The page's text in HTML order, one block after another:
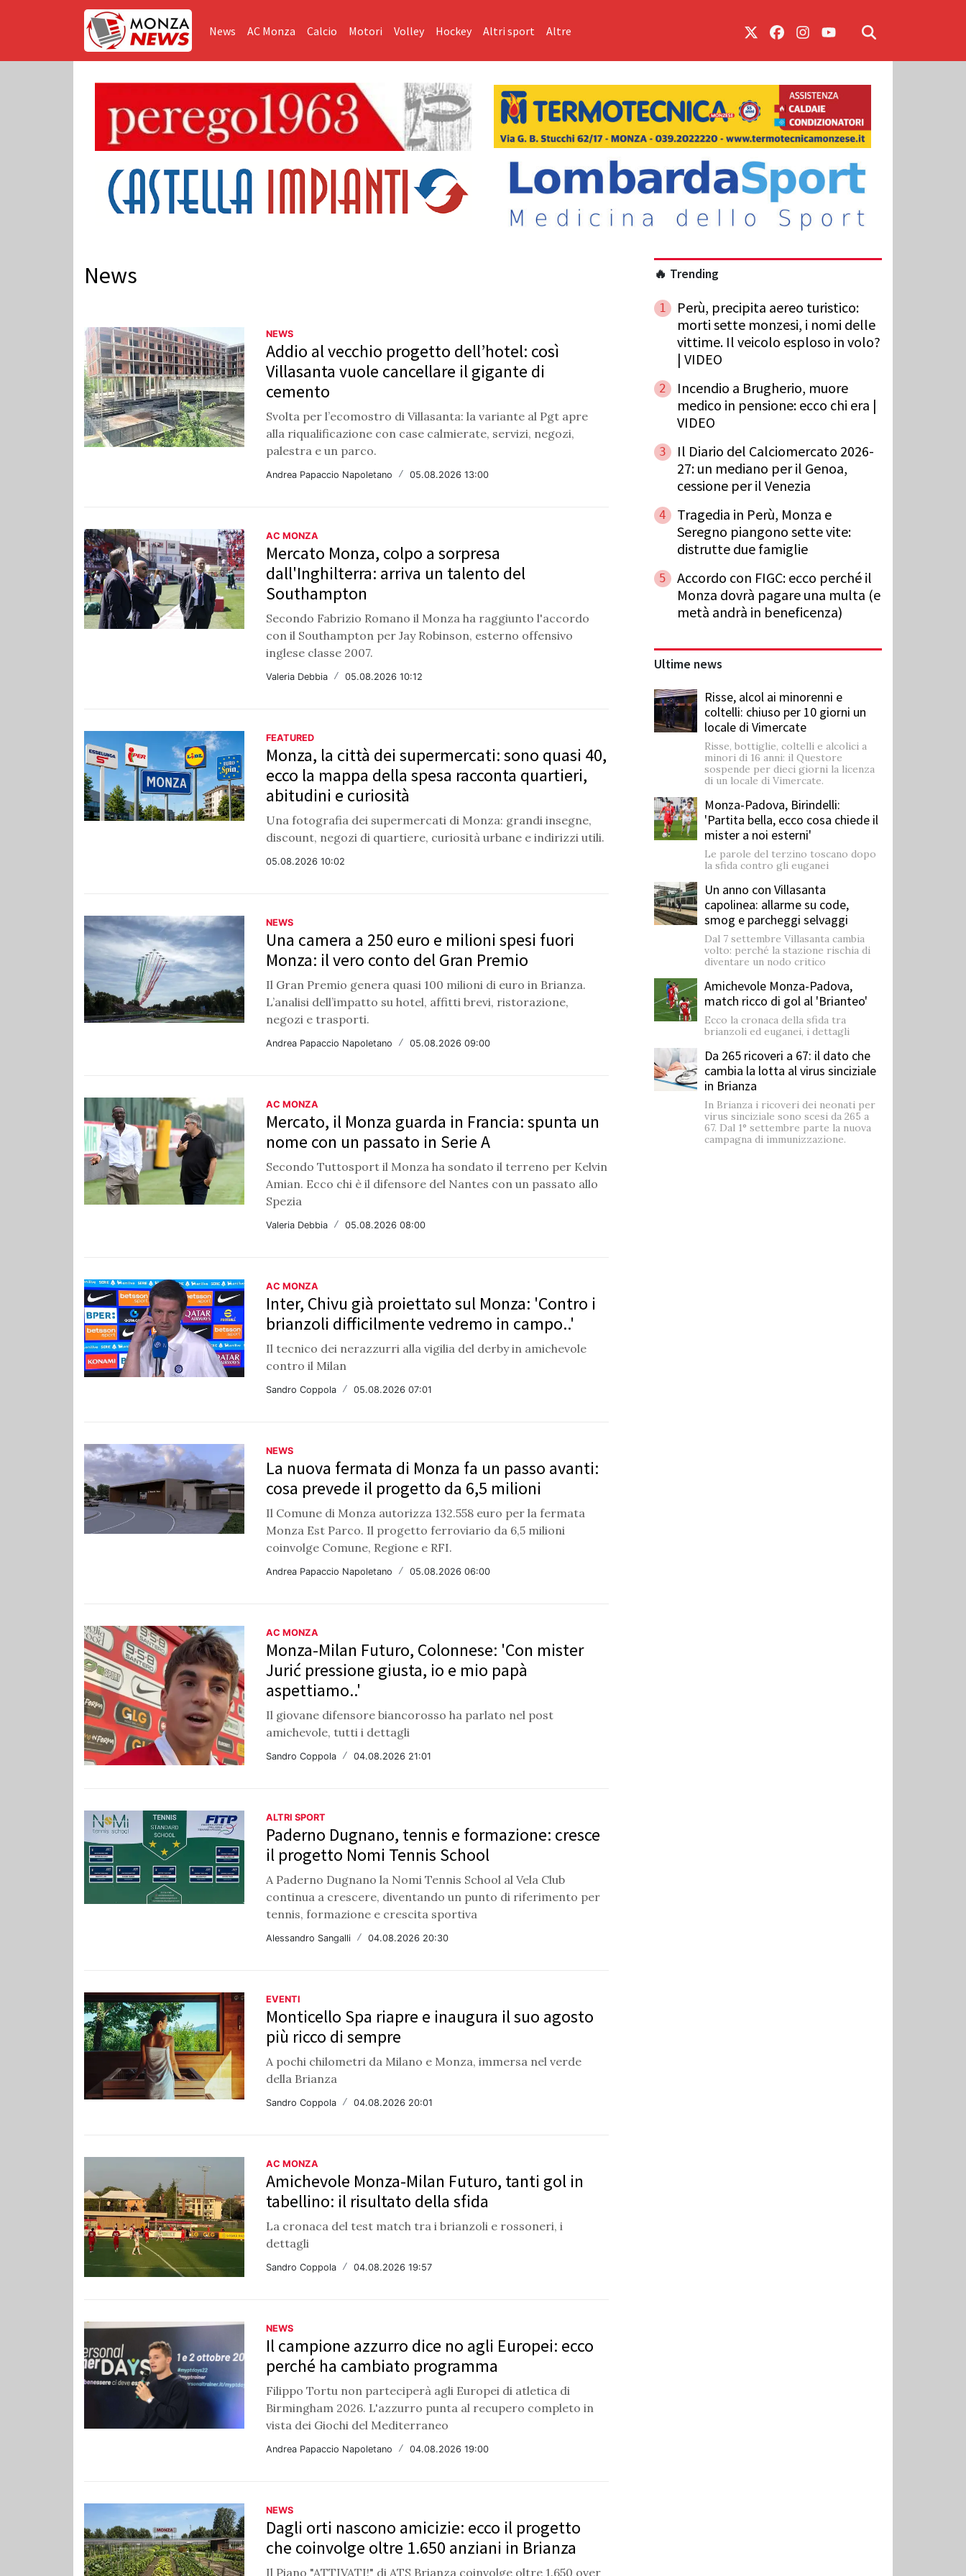
News AC Monza Calcio Motori Volley Hockey Altri sport Altre
News
NEWS
Addio al vecchio progetto dell’hotel: così
Villasanta vuole cancellare il gigante di
cemento
Svolta per l’ecomostro di Villasanta: la variante al Pgt apre
alla riqualificazione con case calmierate, servizi, negozi,
palestra e un parco.
Andrea Papaccio Napoletano / 05.08.2026 13:00
AC MONZA
Mercato Monza, colpo a sorpresa
dall'Inghilterra: arriva un talento del
Southampton
Secondo Fabrizio Romano il Monza ha raggiunto l'accordo
con il Southampton per Jay Robinson, esterno offensivo
inglese classe 2007.
Valeria Debbia / 05.08.2026 10:12
FEATURED
Monza, la città dei supermercati: sono quasi 40,
ecco la mappa della spesa racconta quartieri,
abitudini e curiosità
Una fotografia dei supermercati di Monza: grandi insegne,
discount, negozi di quartiere, curiosità urbane e indirizzi utili.
05.08.2026 10:02
NEWS
Una camera a 250 euro e milioni spesi fuori
Monza: il vero conto del Gran Premio
Il Gran Premio genera quasi 100 milioni di euro in Brianza.
L’analisi dell’impatto su hotel, affitti brevi, ristorazione,
negozi e trasporti.
Andrea Papaccio Napoletano / 05.08.2026 09:00
AC MONZA
Mercato, il Monza guarda in Francia: spunta un
nome con un passato in Serie A
Secondo Tuttosport il Monza ha sondato il terreno per Kelvin
Amian. Ecco chi è il difensore del Nantes con un passato allo
Spezia
Valeria Debbia / 05.08.2026 08:00
AC MONZA
Inter, Chivu già proiettato sul Monza: 'Contro i
brianzoli difficilmente vedremo in campo..'
Il tecnico dei nerazzurri alla vigilia del derby in amichevole
contro il Milan
Sandro Coppola / 05.08.2026 07:01
NEWS
La nuova fermata di Monza fa un passo avanti:
cosa prevede il progetto da 6,5 milioni
Il Comune di Monza autorizza 132.558 euro per la fermata
Monza Est Parco. Il progetto ferroviario da 6,5 milioni
coinvolge Comune, Regione e RFI.
Andrea Papaccio Napoletano / 05.08.2026 06:00
AC MONZA
Monza-Milan Futuro, Colonnese: 'Con mister
Jurić pressione giusta, io e mio papà
aspettiamo..'
Il giovane difensore biancorosso ha parlato nel post
amichevole, tutti i dettagli
Sandro Coppola / 04.08.2026 21:01
ALTRI SPORT
Paderno Dugnano, tennis e formazione: cresce
il progetto Nomi Tennis School
A Paderno Dugnano la Nomi Tennis School al Vela Club
continua a crescere, diventando un punto di riferimento per
tennis, formazione e crescita sportiva
Alessandro Sangalli / 04.08.2026 20:30
EVENTI
Monticello Spa riapre e inaugura il suo agosto
più ricco di sempre
A pochi chilometri da Milano e Monza, immersa nel verde
della Brianza
Sandro Coppola / 04.08.2026 20:01
AC MONZA
Amichevole Monza-Milan Futuro, tanti gol in
tabellino: il risultato della sfida
La cronaca del test match tra i brianzoli e rossoneri, i
dettagli
Sandro Coppola / 04.08.2026 19:57
NEWS
Il campione azzurro dice no agli Europei: ecco
perché ha cambiato programma
Filippo Tortu non parteciperà agli Europei di atletica di
Birmingham 2026. L'azzurro punta al recupero completo in
vista dei Giochi del Mediterraneo
Andrea Papaccio Napoletano / 04.08.2026 19:00
NEWS
Dagli orti nascono amicizie: ecco il progetto
che coinvolge oltre 1.650 anziani in Brianza
Il Piano "ATTIVATI!" di ATS Brianza coinvolge oltre 1.650 over
🔥 Trending
1
Perù, precipita aereo turistico:
morti sette monzesi, i nomi delle
vittime. Il veicolo esploso in volo?
| VIDEO
2
Incendio a Brugherio, muore
medico in pensione: ecco chi era |
VIDEO
3
Il Diario del Calciomercato 2026-
27: un mediano per il Genoa,
cessione per il Venezia
4
Tragedia in Perù, Monza e
Seregno piangono sette vite:
distrutte due famiglie
5
Accordo con FIGC: ecco perché il
Monza dovrà pagare una multa (e
metà andrà in beneficenza)
Ultime news
Risse, alcol ai minorenni e
coltelli: chiuso per 10 giorni un
locale di Vimercate
Risse, bottiglie, coltelli e alcolici a
minori di 16 anni: il Questore
sospende per dieci giorni la licenza
di un locale di Vimercate.
Monza-Padova, Birindelli:
'Partita bella, ecco cosa chiede il
mister a noi esterni'
Le parole del terzino toscano dopo
la sfida contro gli euganei
Un anno con Villasanta
capolinea: allarme su code,
smog e parcheggi selvaggi
Dal 7 settembre Villasanta cambia
volto: perché la stazione rischia di
diventare un nodo critico
Amichevole Monza-Padova,
match ricco di gol al 'Brianteo'
Ecco la cronaca della sfida tra
brianzoli ed euganei, i dettagli
Da 265 ricoveri a 67: il dato che
cambia la lotta al virus sinciziale
in Brianza
In Brianza i ricoveri dei neonati per
virus sinciziale sono scesi da 265 a
67. Dal 1° settembre parte la nuova
campagna di immunizzazione.